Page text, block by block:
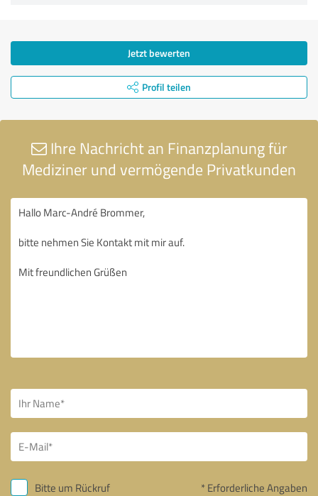
Jetzt bewerten
Profil teilen
Ihre Nachricht an Finanzplanung für
Mediziner und vermögende Privatkunden
Bitte um Rückruf * Erforderliche Angaben